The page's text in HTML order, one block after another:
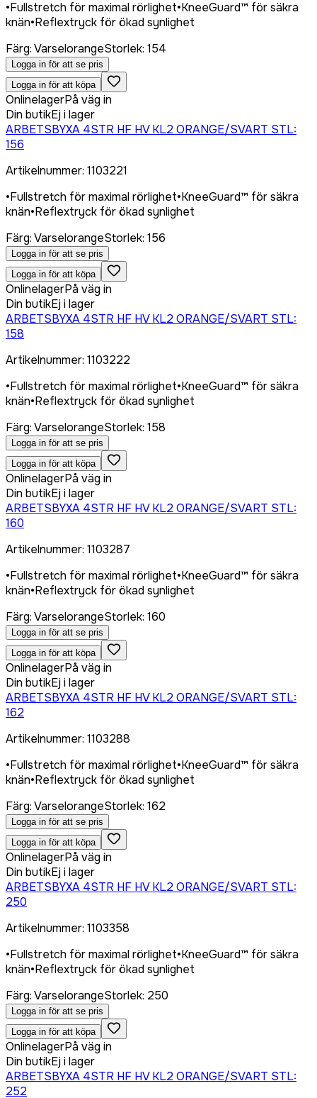
•Fullstretch för maximal rörlighet•KneeGuard™ för säkra
knän•Reflextryck för ökad synlighet
Färg:VarselorangeStorlek: 154
Logga in för att se pris
Logga in för att köpa
OnlinelagerPå väg in
Din butikEj i lager
ARBETSBYXA 4STR HF HV KL2 ORANGE/SVART STL:
156
Artikelnummer: 1103221
•Fullstretch för maximal rörlighet•KneeGuard™ för säkra
knän•Reflextryck för ökad synlighet
Färg:VarselorangeStorlek: 156
Logga in för att se pris
Logga in för att köpa
OnlinelagerPå väg in
Din butikEj i lager
ARBETSBYXA 4STR HF HV KL2 ORANGE/SVART STL:
158
Artikelnummer: 1103222
•Fullstretch för maximal rörlighet•KneeGuard™ för säkra
knän•Reflextryck för ökad synlighet
Färg:VarselorangeStorlek: 158
Logga in för att se pris
Logga in för att köpa
OnlinelagerPå väg in
Din butikEj i lager
ARBETSBYXA 4STR HF HV KL2 ORANGE/SVART STL:
160
Artikelnummer: 1103287
•Fullstretch för maximal rörlighet•KneeGuard™ för säkra
knän•Reflextryck för ökad synlighet
Färg:VarselorangeStorlek: 160
Logga in för att se pris
Logga in för att köpa
OnlinelagerPå väg in
Din butikEj i lager
ARBETSBYXA 4STR HF HV KL2 ORANGE/SVART STL:
162
Artikelnummer: 1103288
•Fullstretch för maximal rörlighet•KneeGuard™ för säkra
knän•Reflextryck för ökad synlighet
Färg:VarselorangeStorlek: 162
Logga in för att se pris
Logga in för att köpa
OnlinelagerPå väg in
Din butikEj i lager
ARBETSBYXA 4STR HF HV KL2 ORANGE/SVART STL:
250
Artikelnummer: 1103358
•Fullstretch för maximal rörlighet•KneeGuard™ för säkra
knän•Reflextryck för ökad synlighet
Färg:VarselorangeStorlek: 250
Logga in för att se pris
Logga in för att köpa
OnlinelagerPå väg in
Din butikEj i lager
ARBETSBYXA 4STR HF HV KL2 ORANGE/SVART STL:
252